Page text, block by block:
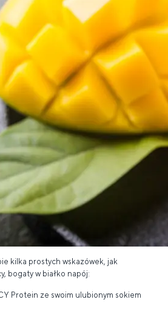
kilka prostych wskazówek, jak
bogaty w białko napój:
Protein ze swoim ulubionym sokiem